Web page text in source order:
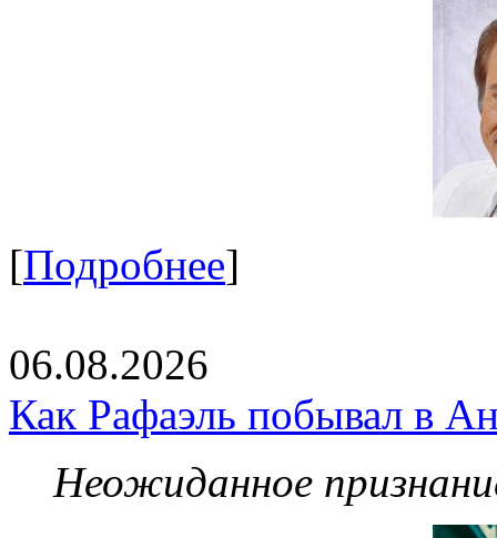
[Подробнее]
06.08.2026
Как Рафаэль побывал в
Неожиданное